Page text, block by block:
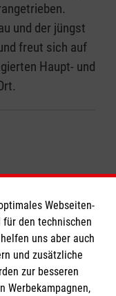
und der jüngst
freut sich auf
Haupt- und
Webseiten-
für den technischen
uns aber auch
und zusätzliche
zur besseren
Werbekampagnen,